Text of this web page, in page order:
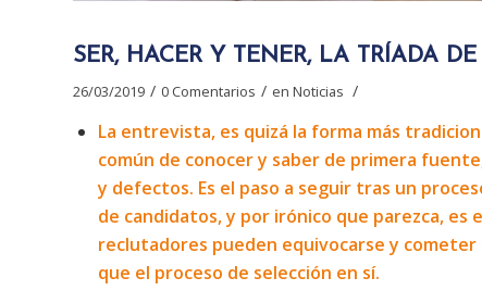
SER, HACER Y TENER, LA TRÍADA
26/03/2019 / 0 Comentarios / en Noticias /
La entrevista, es quizá la forma más
común de conocer y saber de primera
y defectos. Es el paso a seguir tras un
de candidatos, y por irónico que parezca,
reclutadores pueden equivocarse y
que el proceso de selección en sí.